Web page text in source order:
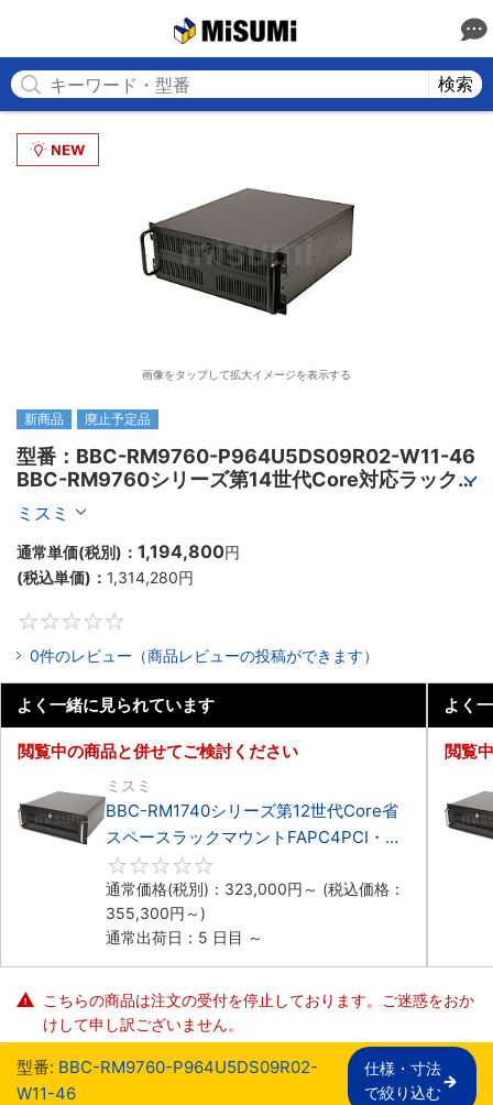
検索
画像をタップして拡大イメージを表示する
新商品 廃止予定品
型番：BBC-RM9760-P964U5DS09R02-W11-46
BBC-RM9760シリーズ第14世代Core対応ラック
マウント3PCIe
ミスミ
通常単価(税別)： 1,194,800円
(税込単価)： 1,314,280円
0件のレビュー（商品レビューの投稿ができます）
よく一緒に見られています
閲覧中の商品と併せてご検討ください
ミスミ
BBC-RM1740シリーズ第12世代Core省
スペースラックマウントFAPC4PCI・
3PCIe
通常価格(税別)： 323,000円 ～ (税込価格：
355,300円 ～)
通常出荷日：5 日目 ～
よく
閲覧
こちらの商品は注文の受付を停止しております。ご迷惑をおか
けして申し訳ございません。
型番: BBC-RM9760-P964U5DS09R02-
W11-46
仕様・寸法
で絞り込む